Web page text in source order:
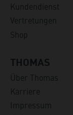
Kundendienst
Vertretungen
Shop
THOMAS
Über Thomas
Karriere
Impressum